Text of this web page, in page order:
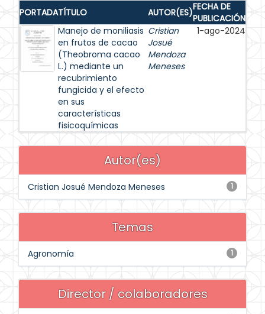
PORTADATÍTULO AUTOR(ES)FECHA DE
PUBLICACIÓN
Manejo de moniliasis
en frutos de cacao
(Theobroma cacao
L.) mediante un
recubrimiento
fungicida y el efecto
en sus
características
fisicoquímicas
Cristian
Josué
Mendoza
Meneses
1-ago-2024
Autor(es)
1
Cristian Josué Mendoza Meneses
Temas
1
Agronomía
Director / colaboradores